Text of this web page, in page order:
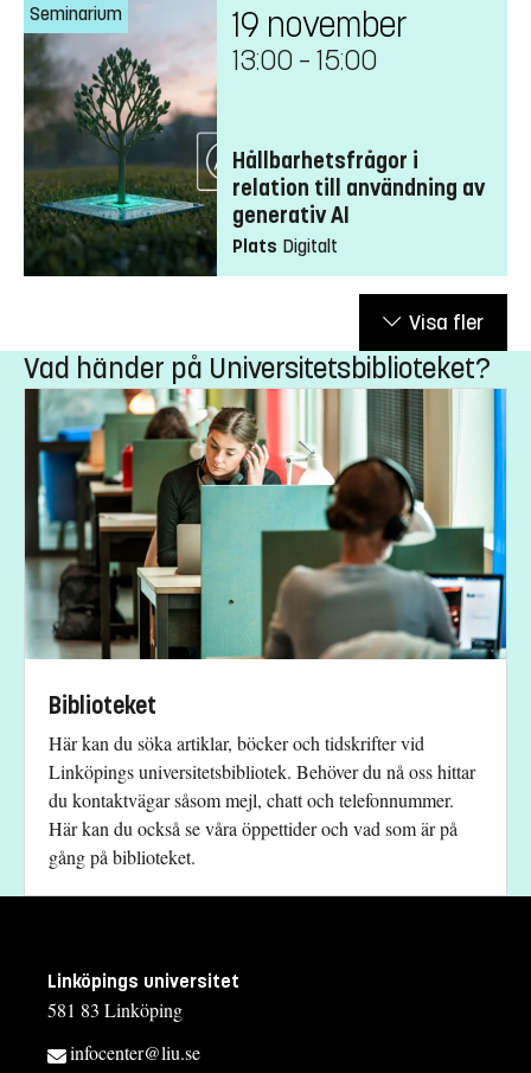
Seminarium 19 november
13:00 – 15:00
Hållbarhetsfrågor i
relation till användning av
generativ AI
Plats Digitalt
Visa fler
Vad händer på Universitetsbiblioteket?
Biblioteket
Här kan du söka artiklar, böcker och tidskrifter vid
Linköpings universitetsbibliotek. Behöver du nå oss hittar
du kontaktvägar såsom mejl, chatt och telefonnummer.
Här kan du också se våra öppettider och vad som är på
gång på biblioteket.
Linköpings universitet
581 83 Linköping
infocenter@liu.se